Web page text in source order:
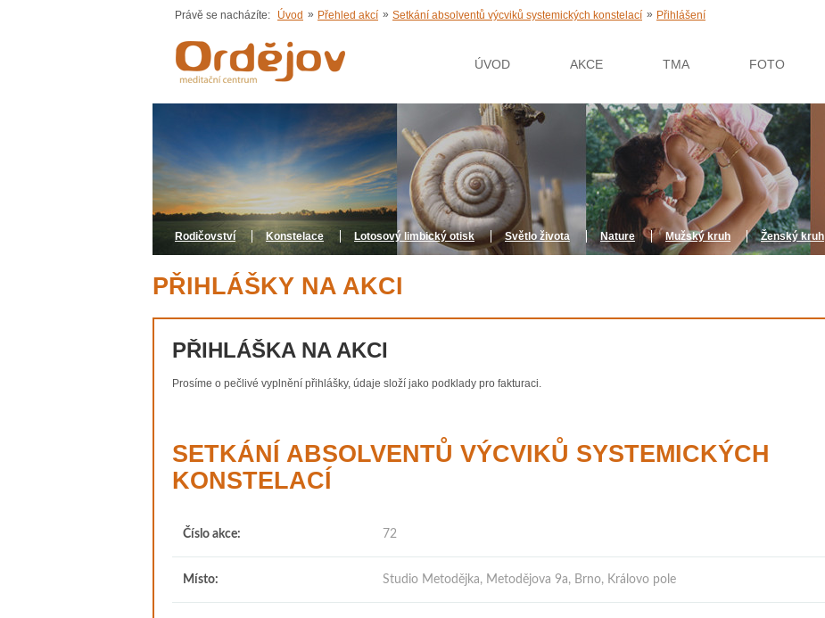
Právě se nacházíte: Úvod » Přehled akcí » Setkání absolventů výcviků systemických konstelací » Přihlášení
ÚVOD AKCE TMA FOTO
Rodičovství Konstelace Lotosový limbický otisk Světlo života Nature Mužský kruh Ženský kruh
PŘIHLÁŠKY NA AKCI
PŘIHLÁŠKA NA AKCI
Prosíme o pečlivé vyplnění přihlášky, údaje složí jako podklady pro fakturaci.
SETKÁNÍ ABSOLVENTŮ VÝCVIKŮ SYSTEMICKÝCH
KONSTELACÍ
Číslo akce: 72
Místo: Studio Metodějka, Metodějova 9a, Brno, Královo pole